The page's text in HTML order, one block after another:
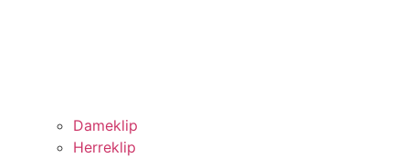
Dameklip
Herreklip